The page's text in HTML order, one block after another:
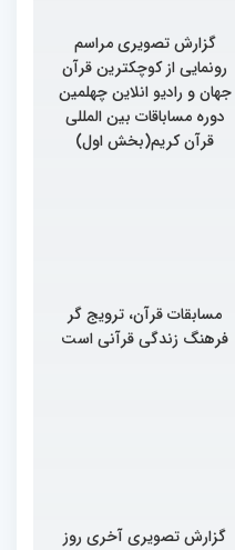
گزارش تصویری مراسم
رونمایی از کوچکترین قرآن
جهان و رادیو انلاین چهلمین
دوره مساباقات بین المللی
قرآن کریم(بخش اول)
مسابقات قرآن، ترویج گر
فرهنگ زندگی قرآنی است
گزارش تصویری آخری روز